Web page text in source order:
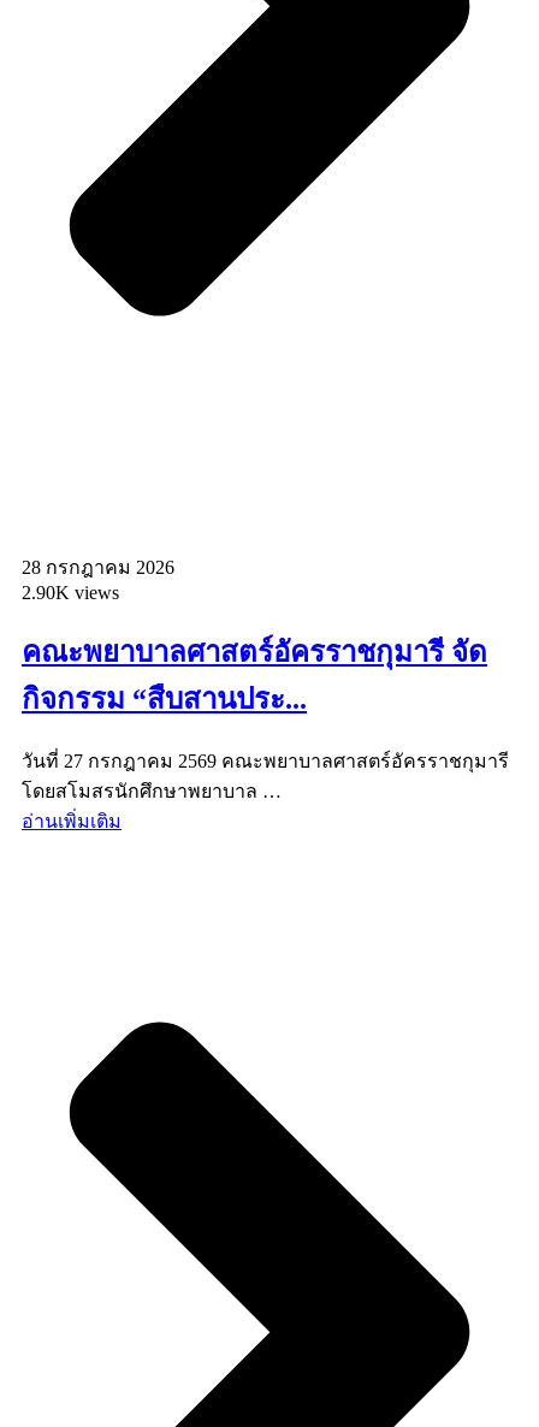
28 กรกฎาคม 2026
2.90K views
คณะพยาบาลศาสตร์อัครราชกุมารี จัด
กิจกรรม “สืบสานประ...
วันที่ 27 กรกฎาคม 2569 คณะพยาบาลศาสตร์อัครราชกุมารี
โดยสโมสรนักศึกษาพยาบาล …
อ่านเพิ่มเติม